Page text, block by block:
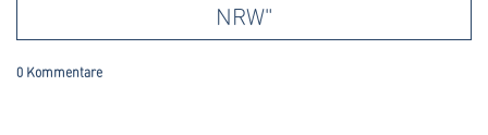
NRW"
0 Kommentare